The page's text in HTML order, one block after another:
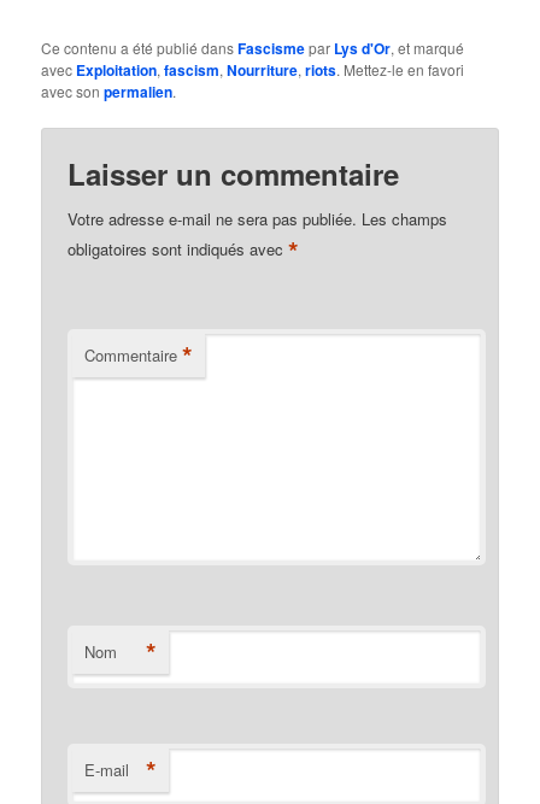
Ce contenu a été publié dansFascismepar Lys d'Or, et marqué
avec Exploitation,fascism,Nourriture,riots. Mettez-le en favori
avec sonpermalien.
Laisser un commentaire
Votre adresse e-mail ne sera pas publiée. Les champs
obligatoires sont indiqués avec*
Commentaire *
Nom *
E-mail *